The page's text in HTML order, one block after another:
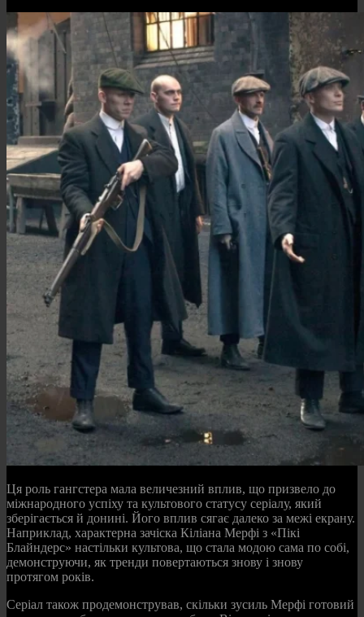
Ця роль гангстера мала величезний вплив, що призвело до
міжнародного успіху та культового статусу серіалу, який
зберігається й донині. Його вплив сягає далеко за межі екрану.
Наприклад, характерна зачіска Кіліана Мерфі з «Пікі
Блайндерс» настільки культова, що стала модою сама по собі,
демонструючи, як тренди повертаються знову і знову
протягом років.
Серіал також продемонстрував, скільки зусиль Мерфі готовий